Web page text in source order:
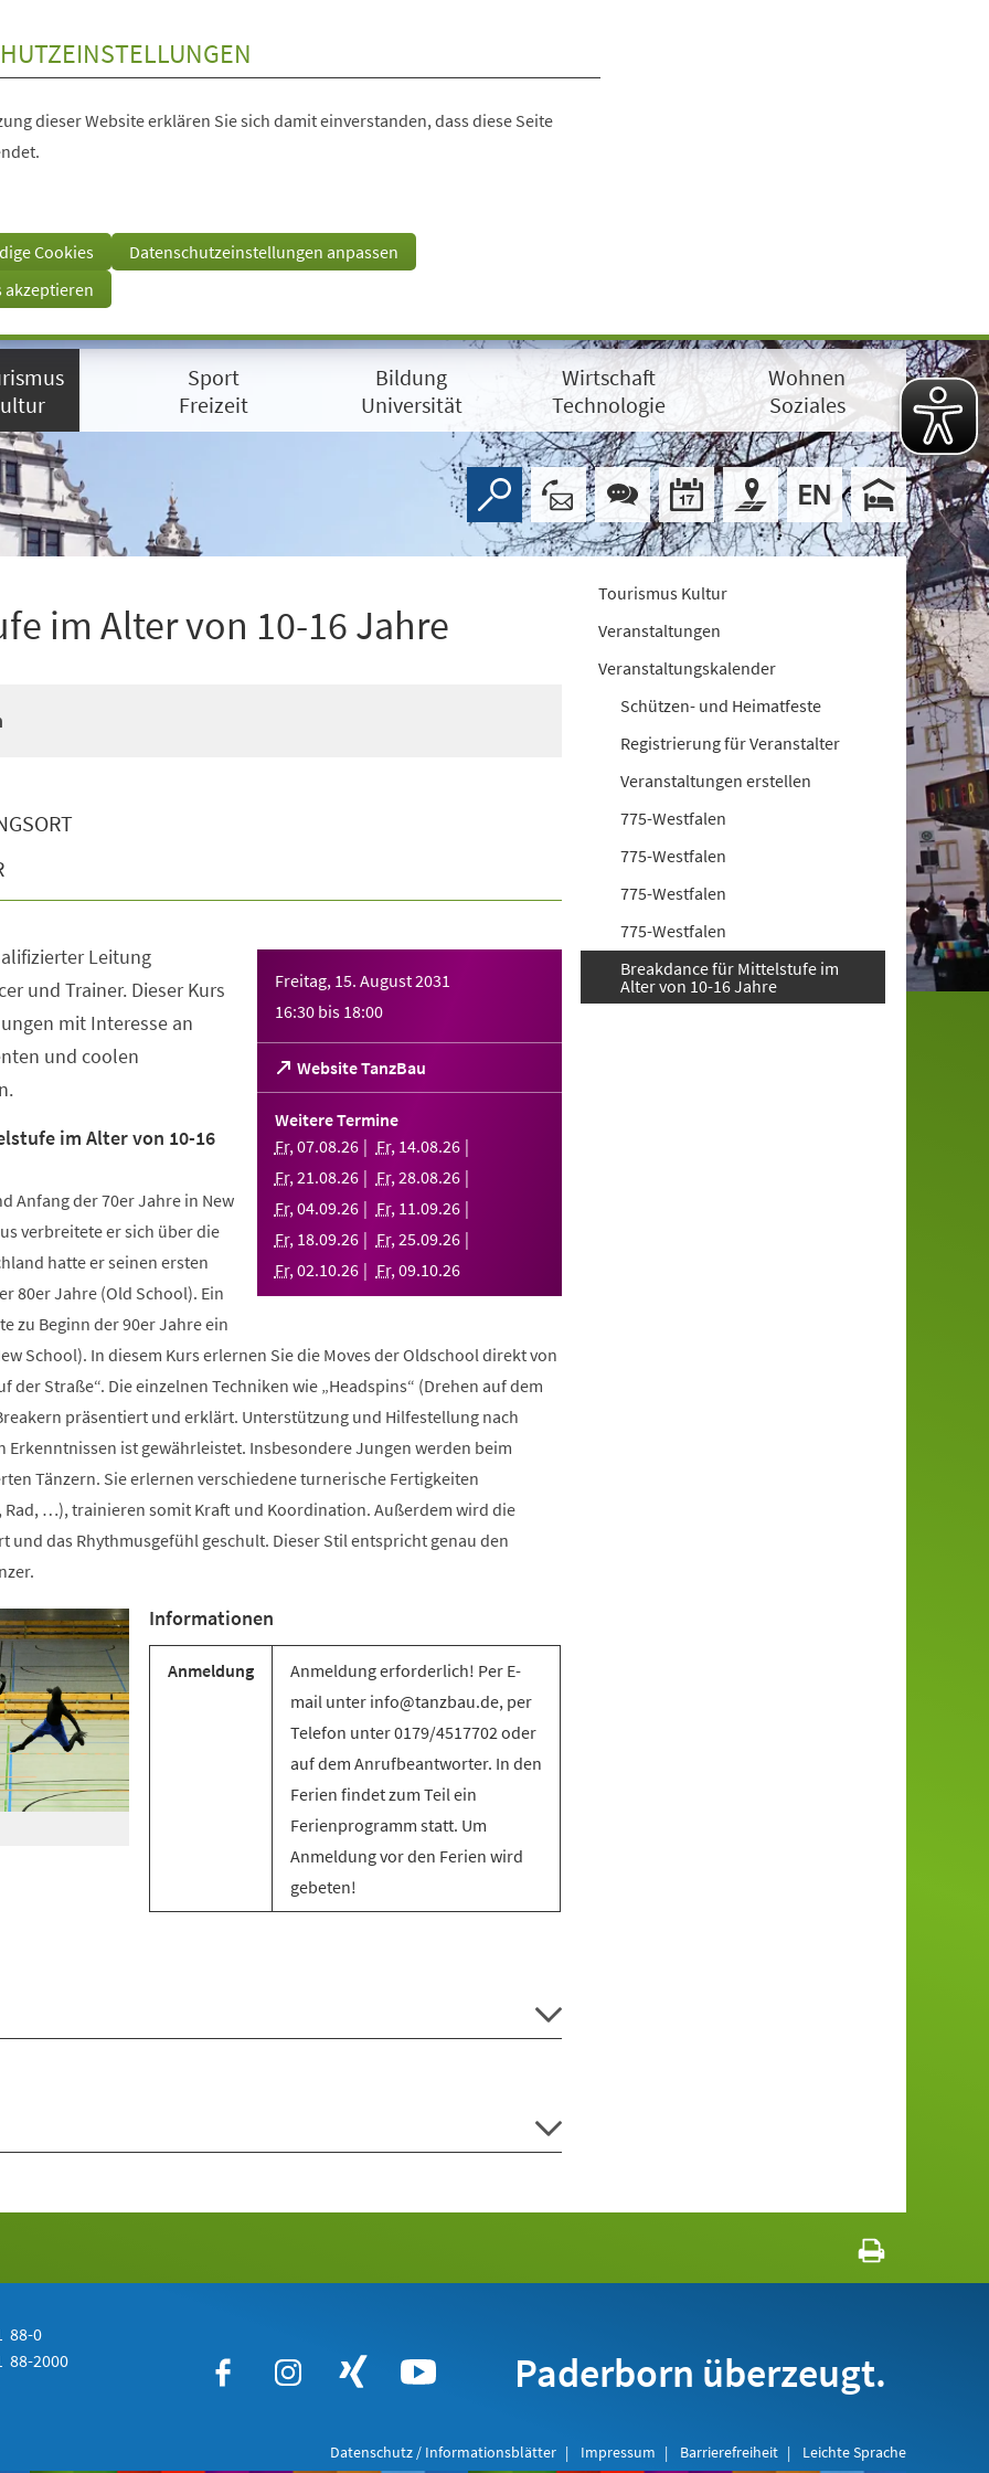
dieser Website erklären Sie sich damit einverstanden, dass diese Seite
Cookies
Datenschutzeinstellungen anpassen
akzeptieren
Sport
Freizeit
Bildung
Universität
Wirtschaft
Technologie
Wohnen
Soziales
im Alter von 10-16 Jahre
Freitag, 15. August 2031
16:30 bis 18:00
Website TanzBau
(Öffnet
in
einem
Tab)
Weitere Termine
Fr,07.08.26 Fr, 14.08.26
Fr,21.08.26 Fr,28.08.26
Fr,04.09.26 Fr, 11.09.26
Fr, 18.09.26 Fr,25.09.26
Fr,02.10.26 Fr,09.10.26
Leitung
und Trainer. Dieser Kurs
mit Interesse an
und coolen
im Alter von 10-16
Anfang der 70er Jahre in New
verbreitete er sich über die
hatte er seinen ersten
80er Jahre (Old School). Ein
zu Beginn der 90er Jahre ein
School). In diesem Kurs erlernen Sie die Moves der Oldschool direkt von
der Straße“. Die einzelnen Techniken wie „Headspins“ (Drehen auf dem
präsentiert und erklärt. Unterstützung und Hilfestellung nach
ist gewährleistet. Insbesondere Jungen werden beim
Tänzern. Sie erlernen verschiedene turnerische Fertigkeiten
Rad, …), trainieren somit Kraft und Koordination. Außerdem wird die
und das Rhythmusgefühl geschult. Dieser Stil entspricht genau den
Informationen
Anmeldung
Anmeldung erforderlich! Per E-
mail unter info@tanzbau.de, per
Telefon unter 0179/4517702 oder
auf dem Anrufbeantworter. In den
Ferien findet zum Teil ein
Ferienprogramm statt. Um
Anmeldung vor den Ferien wird
gebeten!
Tourismus Kultur
Veranstaltungen
Veranstaltungskalender
Schützen- und Heimatfeste
Registrierung für Veranstalter
Veranstaltungen erstellen
775-Westfalen
775-Westfalen
775-Westfalen
775-Westfalen
Breakdance für Mittelstufe im
Alter von 10-16 Jahre
88-0
88-2000 Paderborn überzeugt.
Datenschutz / Informationsblätter Impressum Barrierefreiheit Leichte Sprache